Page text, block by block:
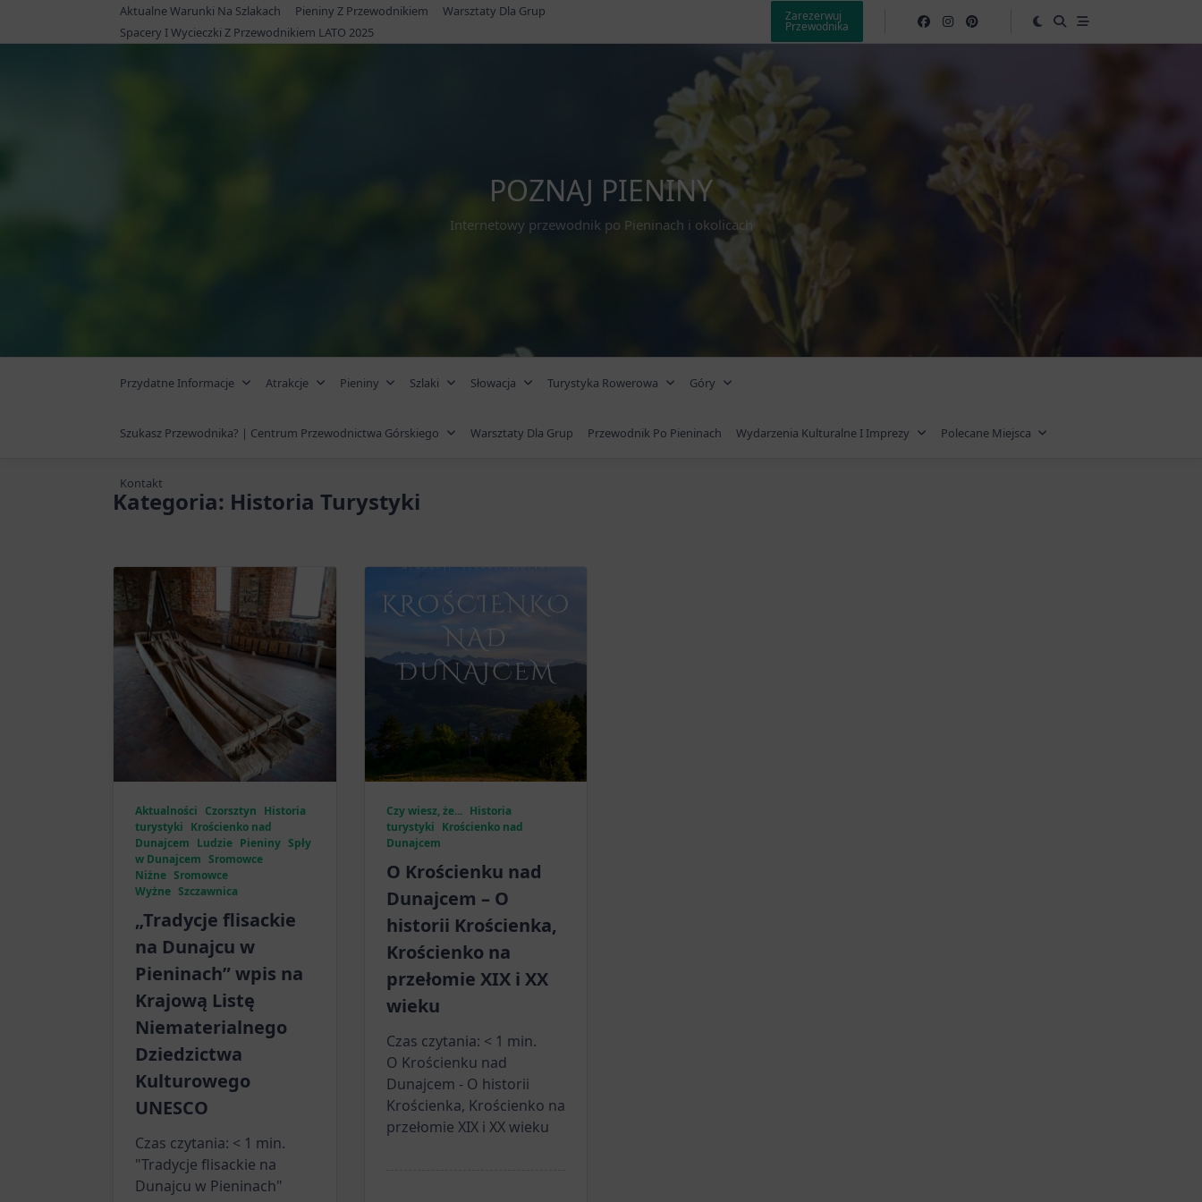
Aktualne Warunki Na Szlakach Pieniny Z Przewodnikiem
Warsztaty Dla Grup
Spacery I Wycieczki Z Przewodnikiem LATO 2025
Zarezerwuj
Przewodnika
POZNAJ PIENINY
Internetowy przewodnik po Pieninach i okolicach
Przydatne Informacje Atrakcje Pieniny Szlaki Słowacja Turystyka Rowerowa Góry
Szukasz Przewodnika? | Centrum Przewodnictwa Górskiego Warsztaty Dla Grup Przewodnik Po Pieninach Wydarzenia Kulturalne I Imprezy Polecane Miejsca
Kontakt
Kategoria: Historia Turystyki
Aktualności Czorsztyn Historia
turystyki Krościenko nad
Dunajcem Ludzie Pieniny Spły
w Dunajcem Sromowce
Niżne Sromowce
Wyżne Szczawnica
„Tradycje flisackie
na Dunajcu w
Pieninach” wpis na
Krajową Listę
Niematerialnego
Dziedzictwa
Kulturowego
UNESCO
Czas czytania: < 1 min.
"Tradycje flisackie na
Dunajcu w Pieninach"
Czy wiesz, że... Historia
turystyki Krościenko nad
Dunajcem
O Krościenku nad
Dunajcem – O
historii Krościenka,
Krościenko na
przełomie XIX i XX
wieku
Czas czytania: < 1 min.
O Krościenku nad
Dunajcem - O historii
Krościenka, Krościenko na
przełomie XIX i XX wieku